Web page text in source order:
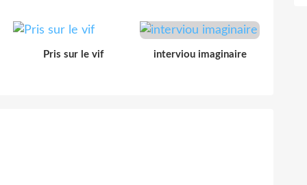
Pris sur le vif interviou imaginaire